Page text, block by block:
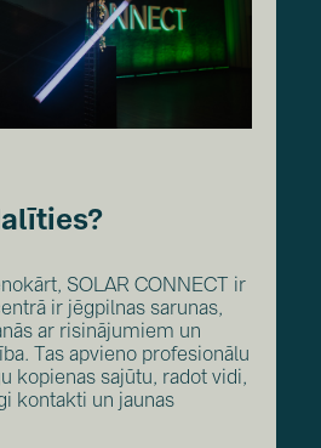
SOLAR CONNECT ir
ir jēgpilnas sarunas,
ar risinājumiem un
Tas apvieno profesionālu
kopienas sajūtu, radot vidi,
kontakti un jaunas